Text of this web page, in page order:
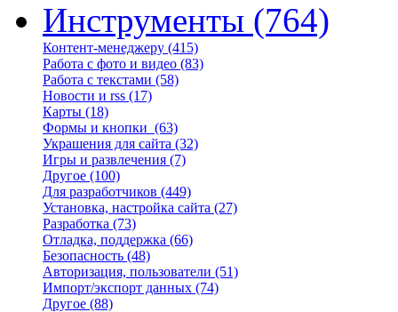
Инструменты (764)
Контент-менеджеру (415)
Работа с фото и видео (83)
Работа с текстами (58)
Новости и rss (17)
Карты (18)
Формы и кнопки (63)
Украшения для сайта (32)
Игры и развлечения (7)
Другое (100)
Для разработчиков (449)
Установка, настройка сайта (27)
Разработка (73)
Отладка, поддержка (66)
Безопасность (48)
Авторизация, пользователи (51)
Импорт/экспорт данных (74)
Другое (88)